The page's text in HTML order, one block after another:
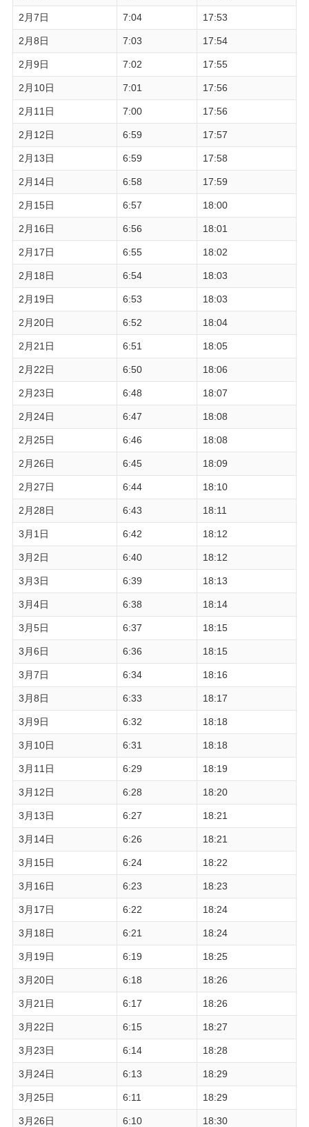
2月7日 7:04 17:53
2月8日 7:03 17:54
2月9日 7:02 17:55
2月10日 7:01 17:56
2月11日 7:00 17:56
2月12日 6:59 17:57
2月13日 6:59 17:58
2月14日 6:58 17:59
2月15日 6:57 18:00
2月16日 6:56 18:01
2月17日 6:55 18:02
2月18日 6:54 18:03
2月19日 6:53 18:03
2月20日 6:52 18:04
2月21日 6:51 18:05
2月22日 6:50 18:06
2月23日 6:48 18:07
2月24日 6:47 18:08
2月25日 6:46 18:08
2月26日 6:45 18:09
2月27日 6:44 18:10
2月28日 6:43 18:11
3月1日 6:42 18:12
3月2日 6:40 18:12
3月3日 6:39 18:13
3月4日 6:38 18:14
3月5日 6:37 18:15
3月6日 6:36 18:15
3月7日 6:34 18:16
3月8日 6:33 18:17
3月9日 6:32 18:18
3月10日 6:31 18:18
3月11日 6:29 18:19
3月12日 6:28 18:20
3月13日 6:27 18:21
3月14日 6:26 18:21
3月15日 6:24 18:22
3月16日 6:23 18:23
3月17日 6:22 18:24
3月18日 6:21 18:24
3月19日 6:19 18:25
3月20日 6:18 18:26
3月21日 6:17 18:26
3月22日 6:15 18:27
3月23日 6:14 18:28
3月24日 6:13 18:29
3月25日 6:11 18:29
3月26日 6:10 18:30